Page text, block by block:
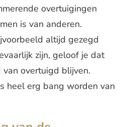
overtuigingen
is van anderen.
altijd gezegd
zijn, geloof je dat
overtuigd blijven.
heel erg bang worden van